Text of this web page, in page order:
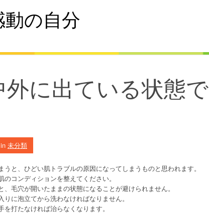
の自分
に出ている状態で
in 未分類
と、ひどい肌トラブルの原因になってしまうものと思われます。
コンディションを整えてください。
毛穴が開いたままの状態になることが避けられません。
に泡立てから洗わなければなりません。
打たなければ治らなくなります。